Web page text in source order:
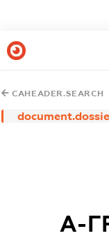
CAHEADER.SEARCH
А-